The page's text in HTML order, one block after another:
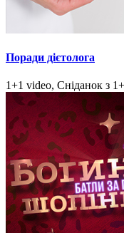
Поради дієтолога
1+1 video, Сніданок з